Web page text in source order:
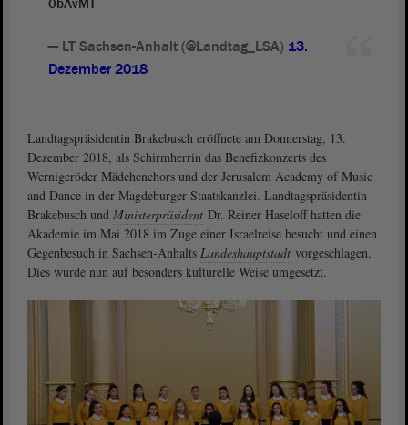
0bAvMT
— LT Sachsen-Anhalt (@Landtag_LSA) 13.
Dezember 2018
Landtagspräsidentin Brakebusch eröffnete am Donnerstag, 13.
Dezember 2018, als Schirmherrin das Benefizkonzerts des
Wernigeröder Mädchenchors und der Jerusalem Academy of Music
and Dance in der Magdeburger Staatskanzlei. Landtagspräsidentin
Brakebusch und Ministerpräsident Dr. Reiner Haseloff hatten die
Akademie im Mai 2018 im Zuge einer Israelreise besucht und einen
Gegenbesuch in Sachsen-Anhalts Landeshauptstadt vorgeschlagen.
Dies wurde nun auf besonders kulturelle Weise umgesetzt.